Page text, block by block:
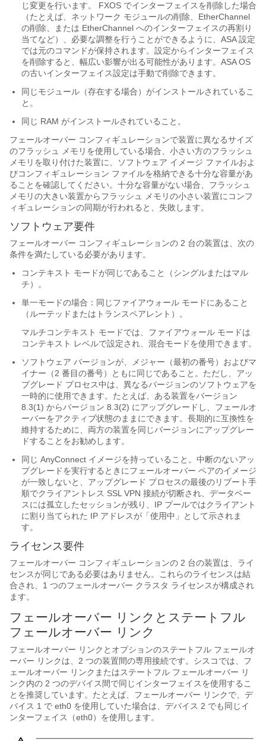
じ変更を行います。
FXOS でインターフェイスを削除した場合
（たとえば、ネットワーク モジュールの削除、EtherChannel
の削除、または EtherChannel へのインターフェイスの再割り
当てなど）、必要な調整を行うことができるように、ASA 設定
では元のコマンドが保持されます。設定からインターフェイス
を削除すると、幅広い影響が出る可能性があります。ASA OS
の古いインターフェイス設定は手動で削除できます。
同じモジュール（存在する場合）がインストールされているこ
と。
同じ RAM がインストールされていること。
フェールオーバー コンフィギュレーションで装置に異なるサイズ
のフラッシュ メモリを使用している場合、小さい方のフラッシュ
メモリを取り付けた装置に、ソフトウェア イメージ ファイルおよ
びコンフィギュレーション ファイルを格納できる十分な容量があ
ることを確認してください。十分な容量がない場合、フラッシュ
メモリの大きい装置からフラッシュ メモリの小さい装置にコンフ
ィギュレーションの同期が行われると、失敗します。
ソフトウェア要件
フェールオーバー コンフィギュレーションの 2 台の装置は、次の
条件を満たしている必要があります。
コンテキスト モードが同じであること（シングルまたはマル
チ）。
単一モードの場合： 同じファイアウォール モードにあること
（ルーテッドまたはトランスペアレント）。
マルチコンテキスト モードでは、ファイアウォール モードは
コンテキスト レベルで設定され、混合モードを使用できます。
ソフトウェア バージョンが、メジャー（最初の番号）およびマ
イナー（2 番目の番号）ともに同じであること。ただし、アッ
プグレード プロセス中は、異なるバージョンのソフトウェアを
一時的に使用できます。たとえば、ある装置をバージョン
8.3(1) からバージョン 8.3(2) にアップグレードし、フェールオ
ーバーをアクティブ状態のままにできます。長期的に互換性を
維持するために、両方の装置を同じバージョンにアップグレー
ドすることをお勧めします。
同じ AnyConnect イメージを持っていること。中断のないアッ
プグレードを実行するときにフェールオーバー ペアのイメージ
が一致しないと、アップグレード プロセスの最後のリブート手
順でクライアントレス SSL VPN 接続が切断され、データベー
スには孤立したセッションが残り、IP プールではクライアント
に割り当てられた IP アドレスが「使用中」として示されま
す。
ライセンス要件
フェールオーバー コンフィギュレーションの 2 台の装置は、ライ
センスが同じである必要はありません。これらのライセンスは結
合され、1 つのフェールオーバー クラスタ ライセンスが構成され
ます。
フェールオーバー リンクとステートフル
フェールオーバー リンク
フェールオーバー リンクとオプションのステートフル フェールオ
ーバー リンクは、2 つの装置間の専用接続です。シスコでは、フ
ェールオーバー リンクまたはステートフル フェールオーバー リ
ンク内の 2 つのデバイス間で同じインターフェイスを使用するこ
とを推奨しています。たとえば、フェールオーバー リンクで、デ
バイス 1 で eth0 を使用していた場合は、デバイス 2 でも同じイ
ンターフェイス（eth0）を使用します。